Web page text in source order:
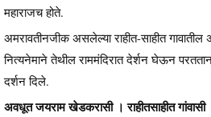
महाराजच होते.
अमरावतीनजीक असलेल्या राहीत-साहीत
नित्यनेमाने तेथील राममंदिरात देर्शन घेऊन
दर्शन दिले.
अवधूत जयराम खेडकरासी । राहीतसाहीत